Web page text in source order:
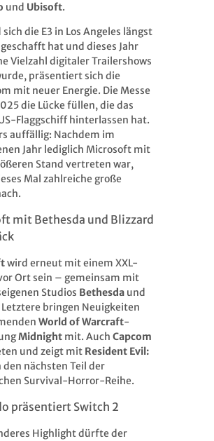
und Ubisoft.
die E3 in Los Angeles längst
hat und dieses Jahr
Vielzahl digitaler Trailershows
präsentiert sich die
mit neuer Energie. Die Messe
die Lücke füllen, die das
Flaggschiff hinterlassen hat.
auffällig: Nachdem im
Jahr lediglich Microsoft mit
Stand vertreten war,
Mal zahlreiche große
mit Bethesda und Blizzard
wird erneut mit einem XXL-
Ort sein – gemeinsam mit
Studios Bethesda und
Letztere bringen Neuigkeiten
World of Warcraft-
Midnight mit. Auch Capcom
und zeigt mit Resident Evil:
den nächsten Teil der
Survival-Horror-Reihe.
präsentiert Switch 2
Highlight dürfte der